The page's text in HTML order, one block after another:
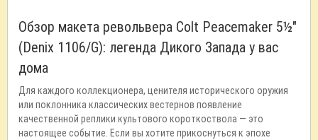
Обзор макета револьвера Colt Peacemaker 5½"
(Denix 1106/G): легенда Дикого Запада у вас
дома
Для каждого коллекционера, ценителя исторического оружия
или поклонника классических вестернов появление
качественной реплики культового короткоствола — это
настоящее событие. Если вы хотите прикоснуться к эпохе